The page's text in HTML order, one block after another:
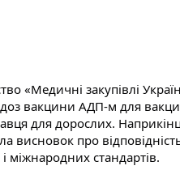
«Медичні закупівлі
вакцини АДП-м для
для дорослих.
висновок про
міжнародних стандартів.